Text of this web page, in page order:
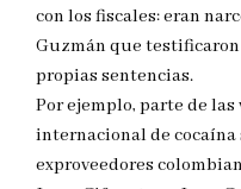
con los fiscales: eran
Guzmán que
propias sentencias.
Por ejemplo, parte de
internacional de cocaína
exproveedores